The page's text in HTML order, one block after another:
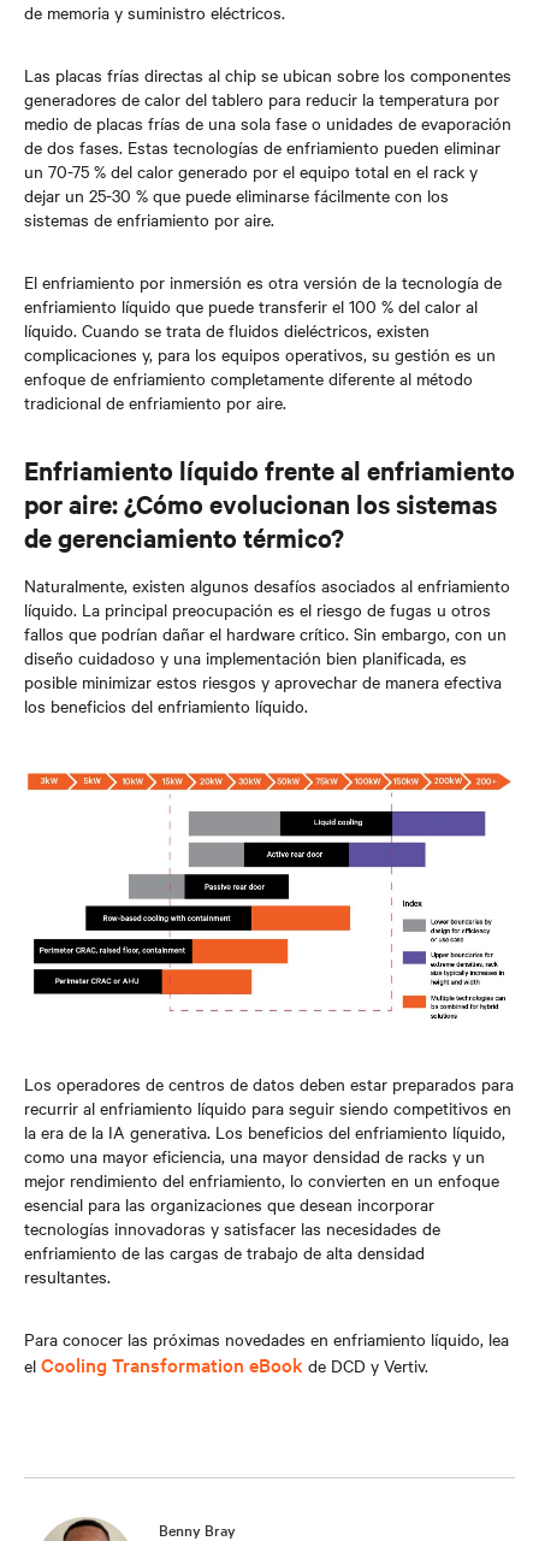
de memoria y suministro eléctricos.
Las placas frías directas al chip se ubican sobre los componentes
generadores de calor del tablero para reducir la temperatura por
medio de placas frías de una sola fase o unidades de evaporación
de dos fases. Estas tecnologías de enfriamiento pueden eliminar
un 70-75 % del calor generado por el equipo total en el rack y
dejar un 25-30 % que puede eliminarse fácilmente con los
sistemas de enfriamiento por aire.
El enfriamiento por inmersión es otra versión de la tecnología de
enfriamiento líquido que puede transferir el 100 % del calor al
líquido. Cuando se trata de fluidos dieléctricos, existen
complicaciones y, para los equipos operativos, su gestión es un
enfoque de enfriamiento completamente diferente al método
tradicional de enfriamiento por aire.
Enfriamiento líquido frente al enfriamiento
por aire: ¿Cómo evolucionan los sistemas
de gerenciamiento térmico?
Naturalmente, existen algunos desafíos asociados al enfriamiento
líquido. La principal preocupación es el riesgo de fugas u otros
fallos que podrían dañar el hardware crítico. Sin embargo, con un
diseño cuidadoso y una implementación bien planificada, es
posible minimizar estos riesgos y aprovechar de manera efectiva
los beneficios del enfriamiento líquido.
Los operadores de centros de datos deben estar preparados para
recurrir al enfriamiento líquido para seguir siendo competitivos en
la era de la IA generativa. Los beneficios del enfriamiento líquido,
como una mayor eficiencia, una mayor densidad de racks y un
mejor rendimiento del enfriamiento, lo convierten en un enfoque
esencial para las organizaciones que desean incorporar
tecnologías innovadoras y satisfacer las necesidades de
enfriamiento de las cargas de trabajo de alta densidad
resultantes.
Para conocer las próximas novedades en enfriamiento líquido, lea
el Cooling Transformation eBook de DCD y Vertiv.
Benny Bray